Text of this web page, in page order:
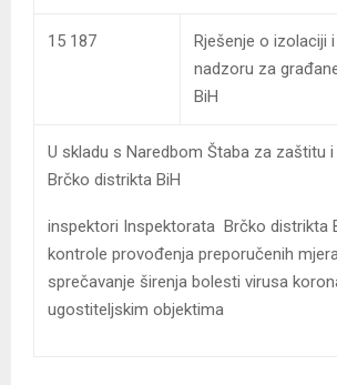
15 187
Rješenje o izolaciji
nadzoru za
BiH
U skladu s Naredbom Štaba za zaštitu
Brčko distrikta BiH
inspektori Inspektorata Brčko distrikta
kontrole provođenja preporučenih
sprečavanje širenja bolesti virusa
ugostiteljskim objektima